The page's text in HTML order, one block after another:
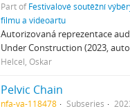
Part ofFestivalové soutěžní
filmu a videoartu
Autorizovaná reprezentace
Under Construction (2023,
Helcel, Oskar
Pelvic Chain
nfa-va-118478 Subseries